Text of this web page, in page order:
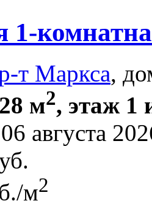
1-
т Маркса,
м2, этаж 1
августа
м2